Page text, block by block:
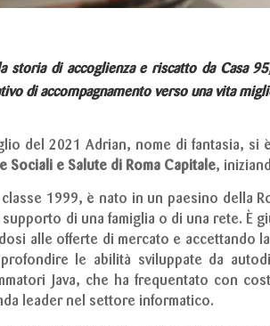
storia di accoglienza e riscatto da Casa
di accompagnamento verso una vita
del 2021 Adrian, nome di fantasia, si
Sociali e Salute di Roma Capitale,
1999, è nato in un paesino della
supporto di una famiglia o di una rete. È
alle offerte di mercato e accettando
le abilità sviluppate da
Java, che ha frequentato con
leader nel settore informatico.